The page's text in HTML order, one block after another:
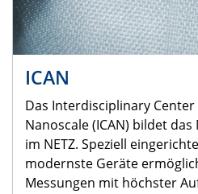
ICAN
Das Interdisciplinary
Nanoscale (ICAN) bildet
im NETZ. Speziell
modernste Geräte
Messungen mit höchster